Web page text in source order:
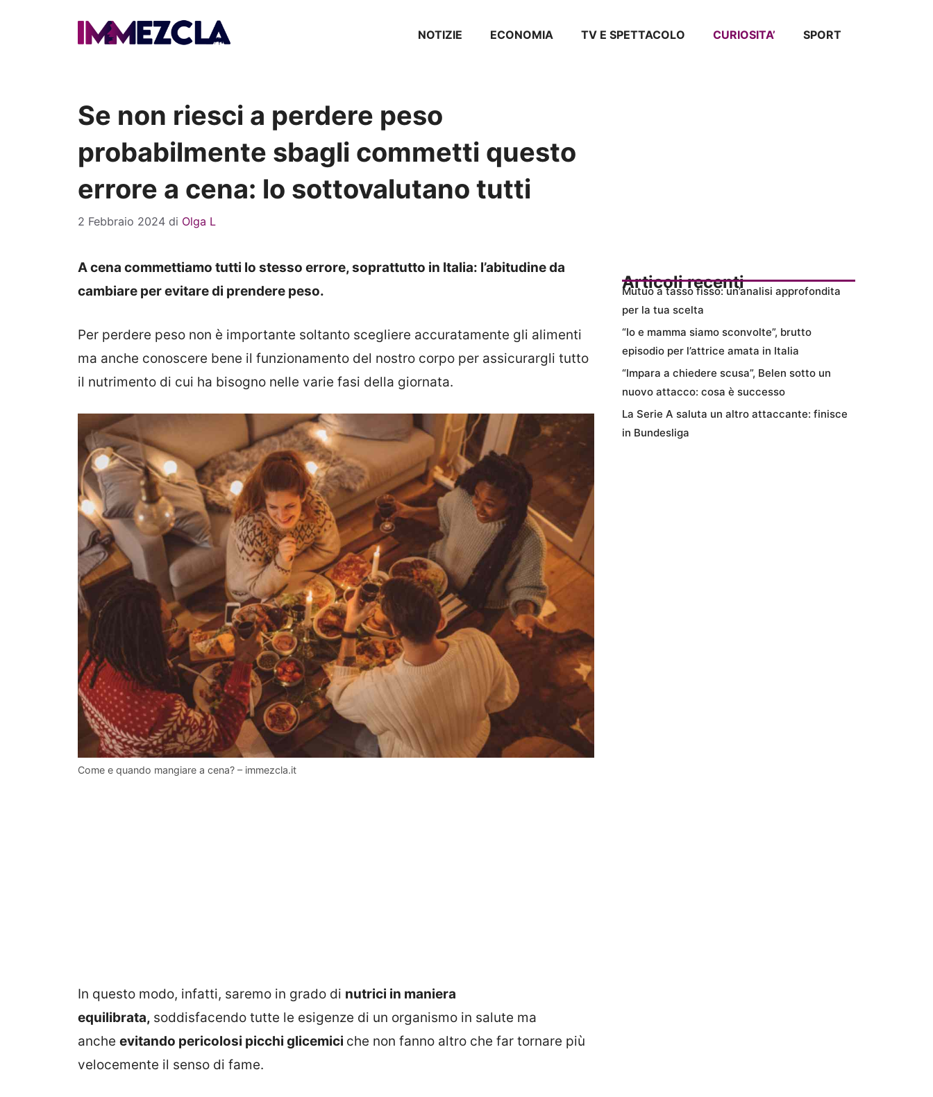
NOTIZIE ECONOMIA TV E SPETTACOLO CURIOSITA’ SPORT
Se non riesci a perdere peso
probabilmente sbagli commetti questo
errore a cena: lo sottovalutano tutti
2 Febbraio 2024 di Olga L
A cena commettiamo tutti lo stesso errore, soprattutto in Italia: l’abitudine da
cambiare per evitare di prendere peso.
Per perdere peso non è importante soltanto scegliere accuratamente gli alimenti
ma anche conoscere bene il funzionamento del nostro corpo per assicurargli tutto
il nutrimento di cui ha bisogno nelle varie fasi della giornata.
Come e quando mangiare a cena? – immezcla.it
In questo modo, infatti, saremo in grado di nutrici in maniera
equilibrata, soddisfacendo tutte le esigenze di un organismo in salute ma
anche evitando pericolosi picchi glicemici che non fanno altro che far tornare più
velocemente il senso di fame.
Articoli recenti
Mutuo a tasso fisso: un’analisi approfondita
per la tua scelta
“Io e mamma siamo sconvolte”, brutto
episodio per l’attrice amata in Italia
“Impara a chiedere scusa”, Belen sotto un
nuovo attacco: cosa è successo
La Serie A saluta un altro attaccante: finisce
in Bundesliga